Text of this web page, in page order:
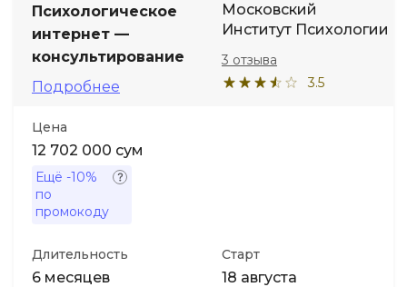
Психологическое
интернет —
консультирование
Подробнее
Московский
Институт Психологии
3.5
3 отзыва
Цена
12 702 000 сум
Ещё -10%
по
промокоду
Длительность
6 месяцев
Старт
18 августа